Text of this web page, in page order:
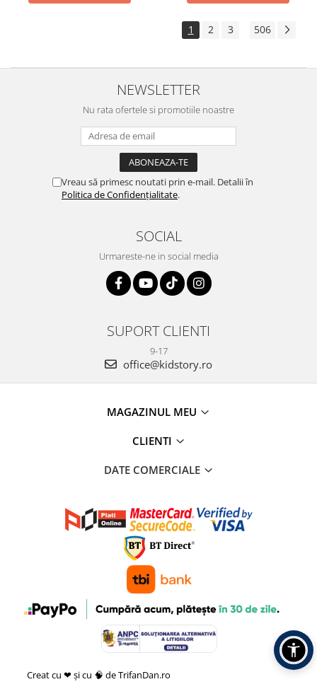
1 2 3 506
NEWSLETTER
Nu rata ofertele si promotiile noastre
Vreau să primesc noutati prin e-mail. Detalii în
Politica de Confidențialitate.
SOCIAL
Urmareste-ne in social media
SUPORT CLIENTI
9-17
office@kidstory.ro
MAGAZINUL MEU
CLIENTI
DATE COMERCIALE
Creat cu ❤ și cu 🧠 de TrifanDan.ro